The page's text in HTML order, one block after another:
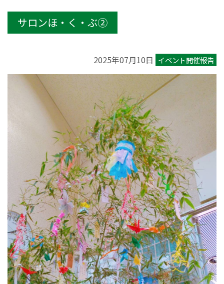
サロンほ・く・ぶ②
2025年07月10日 イベント開催報告